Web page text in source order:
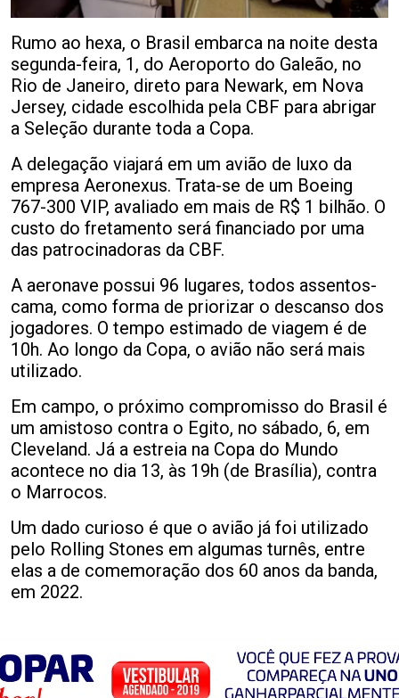
Rumo ao hexa, o Brasil embarca na noite desta
segunda-feira, 1, do Aeroporto do Galeão, no
Rio de Janeiro, direto para Newark, em Nova
Jersey, cidade escolhida pela CBF para abrigar
a Seleção durante toda a Copa.
A delegação viajará em um avião de luxo da
empresa Aeronexus. Trata-se de um Boeing
767-300 VIP, avaliado em mais de R$ 1 bilhão. O
custo do fretamento será financiado por uma
das patrocinadoras da CBF.
A aeronave possui 96 lugares, todos assentos-
cama, como forma de priorizar o descanso dos
jogadores. O tempo estimado de viagem é de
10h. Ao longo da Copa, o avião não será mais
utilizado.
Em campo, o próximo compromisso do Brasil é
um amistoso contra o Egito, no sábado, 6, em
Cleveland. Já a estreia na Copa do Mundo
acontece no dia 13, às 19h (de Brasília), contra
o Marrocos.
Um dado curioso é que o avião já foi utilizado
pelo Rolling Stones em algumas turnês, entre
elas a de comemoração dos 60 anos da banda,
em 2022.